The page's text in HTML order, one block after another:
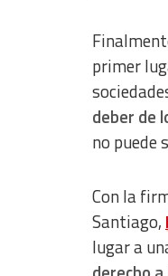
primer
deber de
no puede
Con la
Santiago,
lugar a